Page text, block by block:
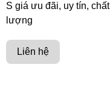
S giá ưu đãi, uy tín, chất
lượng
Liên hệ